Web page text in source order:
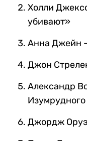
Холли
убивают»
Анна Джейн
Джон
Александр
Джордж